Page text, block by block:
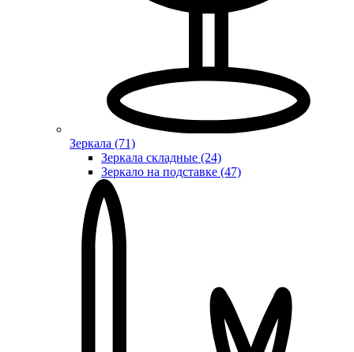
Зеркала (71)
Зеркала складные (24)
Зеркало на подставке (47)